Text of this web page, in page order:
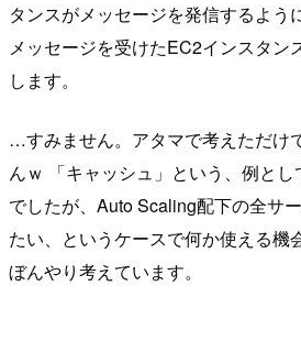
タンスがメッセージを発信するよう
メッセージを受けたEC2インスタン
します。
…すみません。アタマで考えただけ
んｗ 「キャッシュ」という、例と
でしたが、Auto Scaling配下の全サ
たい、というケースで何か使える機
ぼんやり考えています。